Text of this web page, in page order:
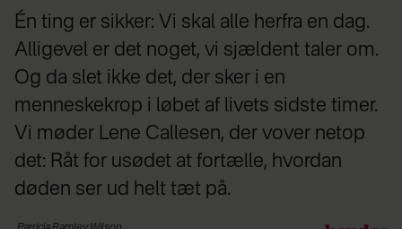
Én ting er sikker: Vi skal alle herfra en dag.
Alligevel er det noget, vi sjældent taler om.
Og da slet ikke det, der sker i en
menneskekrop i løbet af livets sidste timer.
Vi møder Lene Callesen, der vover netop
det: Råt for usødet at fortælle, hvordan
døden ser ud helt tæt på.